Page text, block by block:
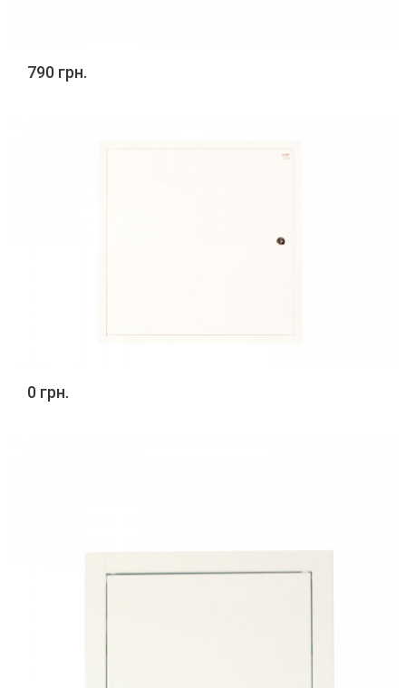
790 грн.
0 грн.